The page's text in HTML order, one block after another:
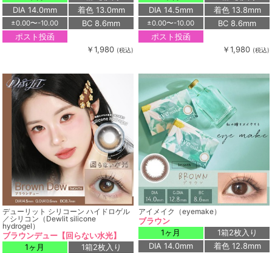
DIA 14.0mm
着色 13.0mm
±0.00〜-10.00
BC 8.6mm
ポスト投函
￥1,980 (税込)
DIA 14.5mm
着色 13.8mm
±0.00〜-10.00
BC 8.6mm
ポスト投函
￥1,980 (税込)
デューリット シリコーン ハイドロゲル
／シリコン（Dewlit silicone
hydrogel）
ブラウンデュー【回らない水光】
1ヶ月
1箱2枚入り
アイメイク（eyemake）
ブラウン
1ヶ月
1箱2枚入り
DIA 14.0mm
着色 12.8mm